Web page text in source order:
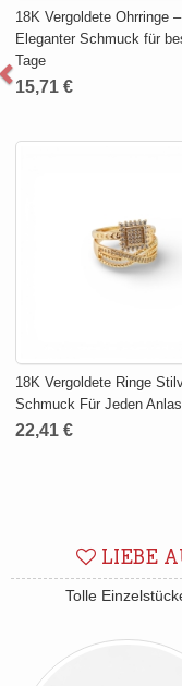
18K Vergoldete Ohrringe –
Eleganter Schmuck für
Tage
15,71 €
18K Vergoldete Ringe
Schmuck Für Jeden
22,41 €
LIEBE
Tolle